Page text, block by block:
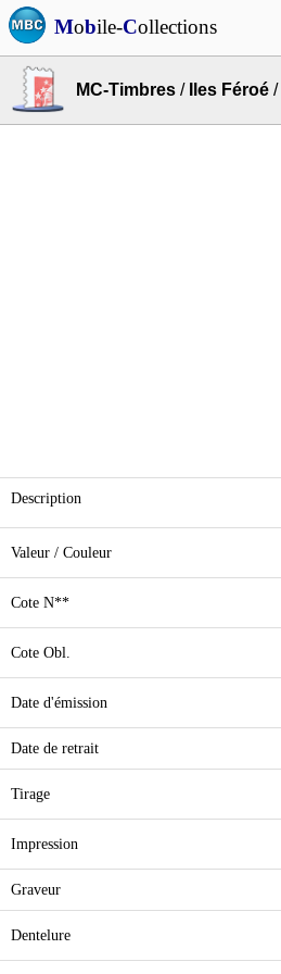
Mobile-Collections
MC-Timbres / Iles Féroé /
Description
Valeur / Couleur
Cote N**
Cote Obl.
Date d'émission
Date de retrait
Tirage
Impression
Graveur
Dentelure